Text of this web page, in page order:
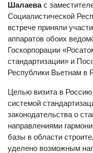
Шалаевас
Социалистической
встрече приняли
аппаратов обоих
Госкорпорации
стандартизации» и
Республики Вьетнам в
Целью визита в Россию
системой
законодательства о
направлениями
базы в области
уделено возможным